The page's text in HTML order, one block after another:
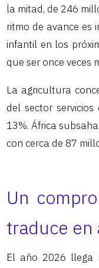
la mitad, de 246
ritmo de avance es
infantil en los
que ser once veces
La agricultura
del sector
13%. África
con cerca de 87
Un
traduce en
El año 2026 llega